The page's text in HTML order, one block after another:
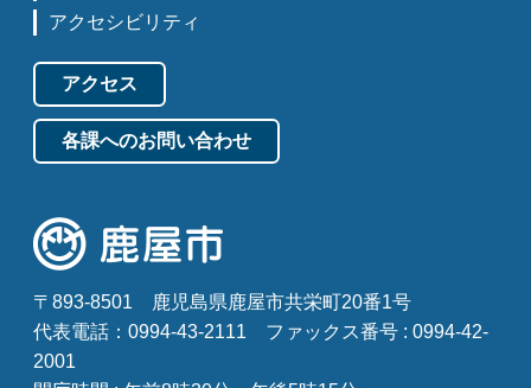
アクセシビリティ
アクセス
各課へのお問い合わせ
〒893-8501
鹿児島県鹿屋市共栄町20番1号
代表電話：0994-43-2111
ファックス番号 : 0994-42-
2001